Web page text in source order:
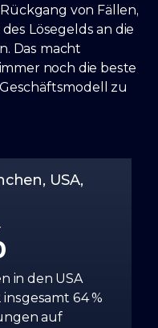
von Fällen,
Lösegelds an die
Das macht
noch die beste
zu
USA,
in den USA
64 %
auf